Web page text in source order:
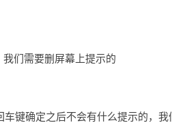
们需要删屏幕上提示的
车键确定之后不会有什么提示的，我